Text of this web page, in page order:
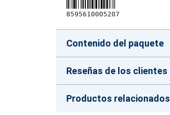
8595610005207
Contenido del paquete
Reseñas de los clientes
Productos relacionados